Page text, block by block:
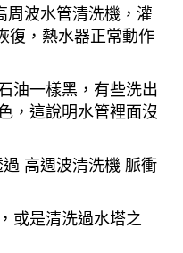
周波水管清洗機，灌
復，熱水器正常動作
油一樣黑，有些洗出
，這說明水管裡面沒
高週波清洗機 脈衝
或是清洗過水塔之